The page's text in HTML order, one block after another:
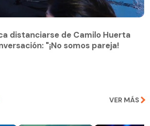
"¡No somos pareja!
distanciarse de Camilo Huerta
"¡No somos pareja!
VER MÁS